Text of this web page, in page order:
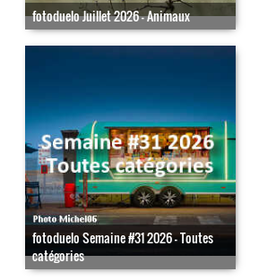
fotoduelo Juillet 2026 - Animaux
fotoduelo Semaine #31 2026 - Toutes
catégories